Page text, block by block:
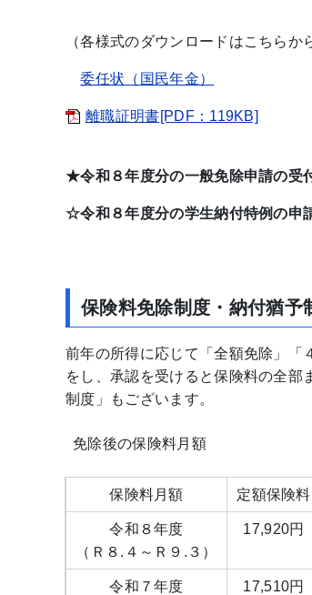
（各様式のダウンロードはこちらか
委任状（国民年金）
離職証明書[PDF：119KB]
★令和８年度分の一般免除申請の受
☆令和８年度分の学生納付特例の申
保険料免除制度・納付猶予
前年の所得に応じて「全額免除」「
をし、承認を受けると保険料の全
制度」もございます。
免除後の保険料月額
保険料月額 定額保険料
令和８年度
（Ｒ８.４～Ｒ９.３）
17,920円
令和７年度
17,510円